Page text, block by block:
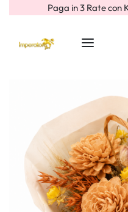
Paga in 3 Rate con